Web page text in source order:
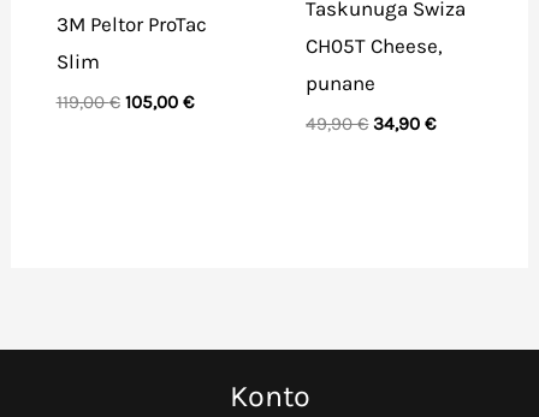
3M Peltor ProTac
Slim
119,00€ Algne
105,00 €Praegune
Taskunuga Swiza
CH05T Cheese,
punane
49,90€ Algne
34,90€Praegune
Konto